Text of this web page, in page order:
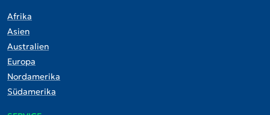
Afrika
Asien
Australien
Europa
Nordamerika
Südamerika